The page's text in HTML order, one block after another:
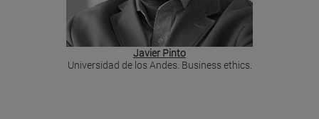
Javier Pinto
Universidad de los Andes. Business ethics.